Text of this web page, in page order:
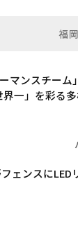
福
マンスチーム
一」を彩る
ェンスに